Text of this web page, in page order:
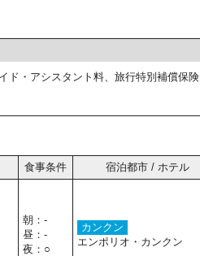
ド・アシスタント料、旅行特別補償保険
食事条件
宿泊都市 / ホテル
朝：-
昼：-
夜：○
カンクン
エンポリオ・カンクン